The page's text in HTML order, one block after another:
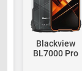
Blackview
BL7000 Pro